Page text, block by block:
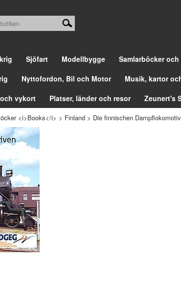
Sjöfart Modellbygge Samlarböcker
Nyttofordon, Bil och Motor Musik, kartor
vykort Platser, länder och resor Zeunert's
<i>Books</i> > Finland > Die finnischen